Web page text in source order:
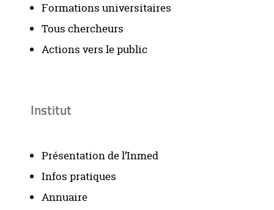
Formations universitaires
Tous chercheurs
Actions vers le public
Institut
Présentation de l’Inmed
Infos pratiques
Annuaire